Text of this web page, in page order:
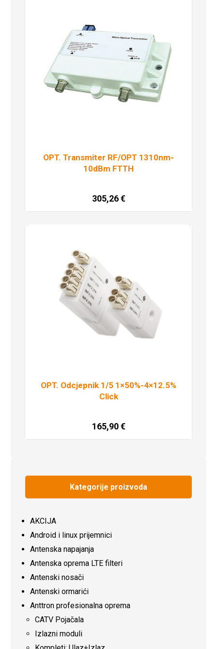
OPT. Transmiter RF/OPT 1310nm-
10dBm FTTH
305,26€
Dodaj u košaricu
OPT. Odcjepnik 1/5 1×50%-4×12.5%
Click
165,90€
Dodaj u košaricu
Kategorije proizvoda
AKCIJA
Android i linux prijemnici
Antenska napajanja
Antenska oprema LTE filteri
Antenski nosači
Antenski ormarići
Anttron profesionalna oprema
CATV Pojačala
Izlazni moduli